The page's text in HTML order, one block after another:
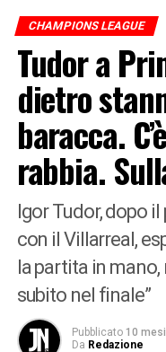
CHAMPIONS LEAGUE
Tudor a
dietro
baracca.
rabbia.
Igor Tudor, dopo
con il Villarreal,
la partita in
subito nel finale”
Pubblicato 10
Da Redazione